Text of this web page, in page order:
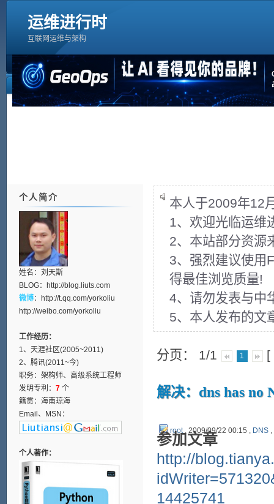
运维进行时
互联网运维与架构
本人于2009年12
1、欢迎光临运维
2、本站部分资源
3、强烈建议使用
得最佳浏览质量!
4、请勿发表与中
5、本人发布的文
分页： 1/1 1 [
解决：dns has no
root, 2009/09/22 00:15 , DNS,
参加文章
http://
14425741
个人简介
姓名：刘天斯
BLOG： http://blog.liuts.com
微博： http://t.qq.com/yorkoliu
http://weibo.com/yorkoliu
工作经历：
1、天涯社区(2005~2011)
2、腾讯(2011~今)
职务：架构师、高级系统工程师
发明专利： 7个
籍贯：海南琼海
Email、MSN：
个人著作：